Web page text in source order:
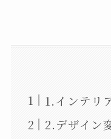
1.インテリ
2.デザイン